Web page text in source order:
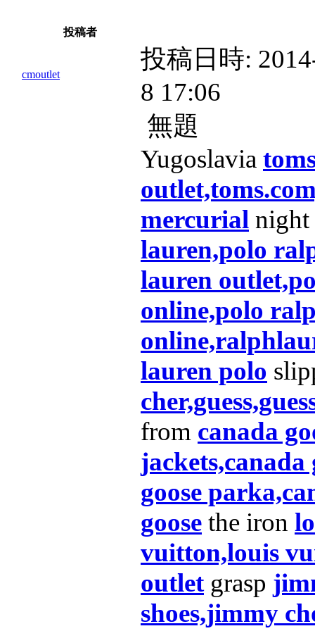
投稿者
cmoutlet
投稿日時:
8 17:06
無題
Yugoslavia
mercurial night
lauren,polo
lauren
online,polo
lauren polo
from canada
jackets,canada
goose
goose the iron
vuitton,louis
outletgrasp
shoes,jimmy